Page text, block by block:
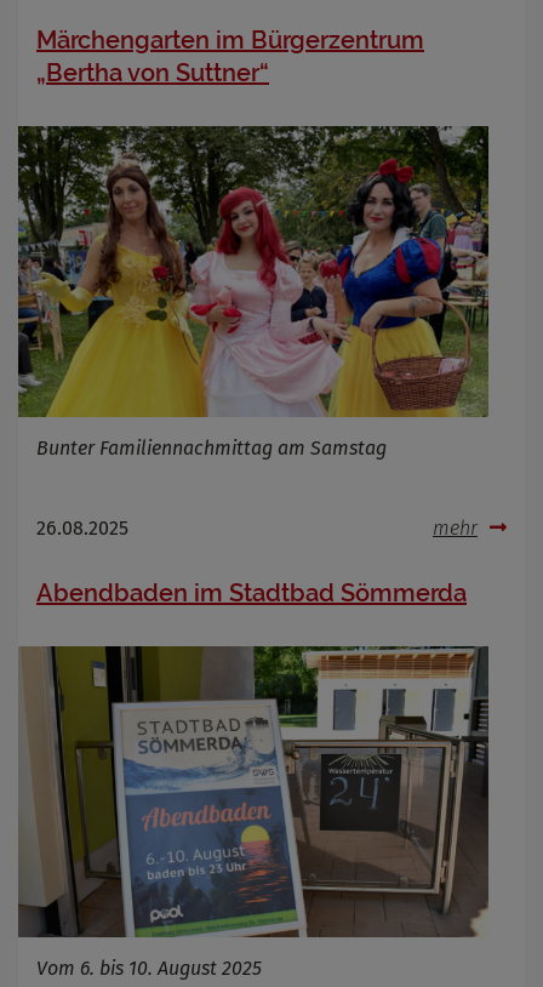
Märchengarten im Bürgerzentrum
„Bertha von Suttner“
Bunter Familiennachmittag am Samstag
26.08.2025 mehr
Abendbaden im Stadtbad Sömmerda
Vom 6. bis 10. August 2025